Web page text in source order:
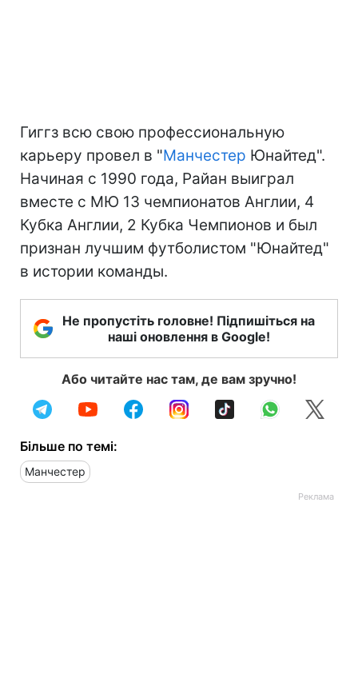
Гиггз всю свою профессиональную
карьеру провел в "Манчестер Юнайтед".
Начиная с 1990 года, Райан выиграл
вместе с МЮ 13 чемпионатов Англии, 4
Кубка Англии, 2 Кубка Чемпионов и был
признан лучшим футболистом "Юнайтед"
в истории команды.
Не пропустіть головне! Підпишіться на
наші оновлення в Google!
Або читайте нас там, де вам зручно!
Більше по темі:
Манчестер